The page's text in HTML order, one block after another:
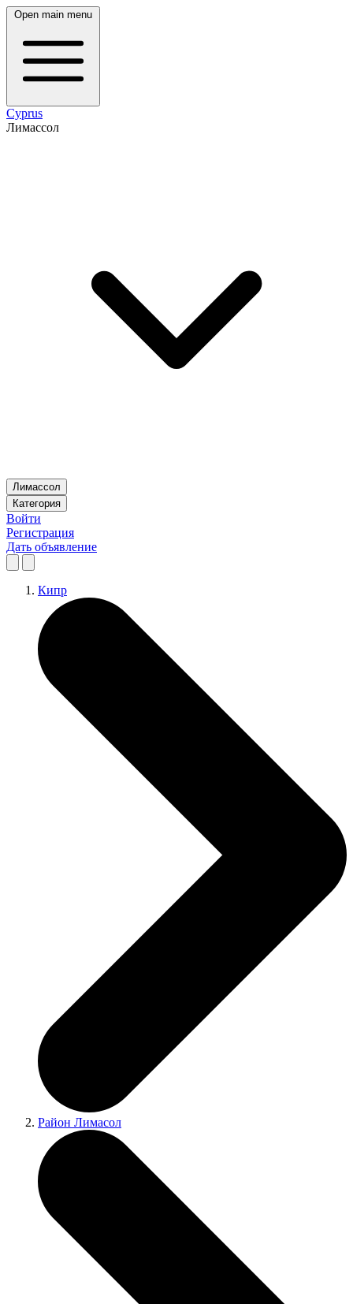
Open main menu
Cyprus
Лимассол
Лимассол
Категория
Войти
Регистрация
Дать объявление
Кипр
Район Лимасол